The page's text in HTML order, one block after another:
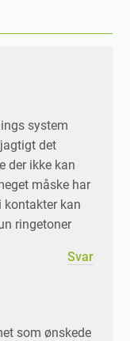
system
det
der ikke kan
måske har
kontakter kan
ringetoner
Svar
som ønskede